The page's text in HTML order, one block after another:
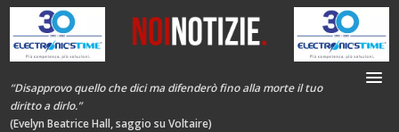
“Disapprovo quello che dici ma difenderò fino alla morte il tuo
diritto a dirlo.”
(Evelyn Beatrice Hall, saggio su Voltaire)